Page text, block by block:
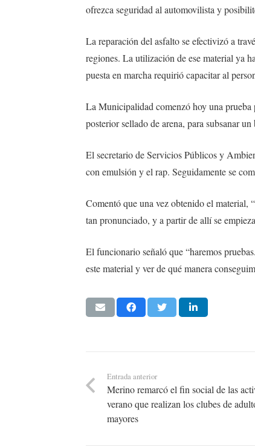
ofrezca seguridad al automovilista y
La reparación del asfalto se efectivizó a
regiones. La utilización de ese material ya
puesta en marcha requirió capacitar al
La Municipalidad comenzó hoy una
posterior sellado de arena, para subsanar
El secretario de Servicios Públicos y
con emulsión y el rap. Seguidamente se
Comentó que una vez obtenido el material,
tan pronunciado, y a partir de allí se
El funcionario señaló que “haremos
este material y ver de qué manera
Entrada anterior
Merino remarcó el fin social de las
verano que realizan los clubes de
mayores